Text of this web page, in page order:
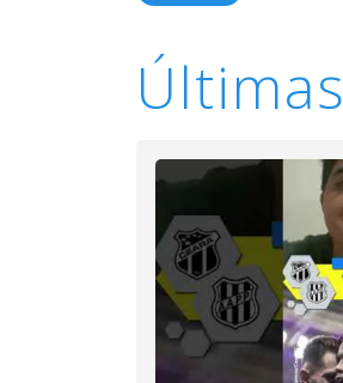
Últimas